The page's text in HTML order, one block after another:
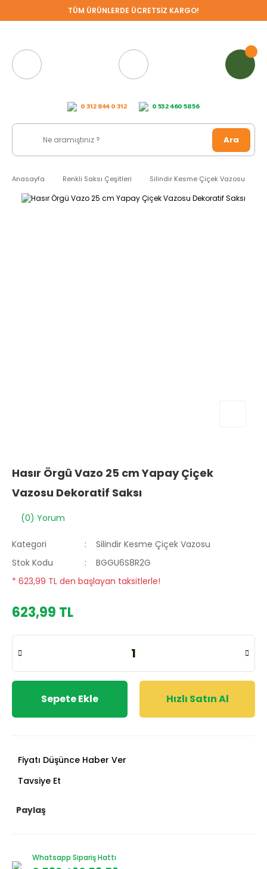
TÜM ÜRÜNLERDE ÜCRETSİZ KARGO!
0 312 844 0 312 0 532 460 58 56
Ara
Anasayfa Renkli Saksı Çeşitleri Silindir Kesme Çiçek Vazosu
Hasır Örgü Vazo 25 cm Yapay Çiçek
Vazosu Dekoratif Saksı
(0) Yorum
Kategori
Silindir Kesme Çiçek Vazosu
Stok Kodu
BGGU6S8R2G
* 623,99 TL den başlayan taksitlerle!
623,99 TL
Sepete Ekle Hızlı Satın Al
Fiyatı Düşünce Haber Ver
Tavsiye Et
Paylaş
Whatsapp Sipariş Hattı